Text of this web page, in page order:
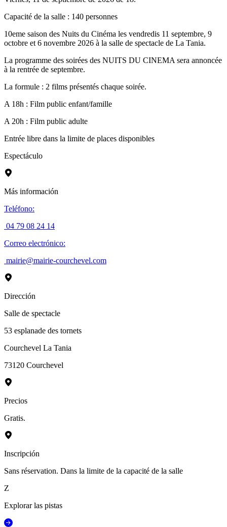
Capacité de la salle : 140 personnes
10eme saison des Nuits du Cinéma les vendredis 11 septembre, 9
octobre et 6 novembre 2026 à la salle de spectacle de La Tania.
La programme des soirées des NUITS DU CINEMA sera annoncée
à la rentrée de septembre.
La formule : 2 films présentés chaque soirée.
A 18h : Film public enfant/famille
A 20h : Film public adulte
Entrée libre dans la limite de places disponibles
Espectáculo
Más información
Teléfono:
04 79 08 24 14
Correo electrónico:
mairie@mairie-courchevel.com
Dirección
Salle de spectacle
53 esplanade des tornets
Courchevel La Tania
73120 Courchevel
Precios
Gratis.
Inscripción
Sans réservation. Dans la limite de la capacité de la salle
Z
Explorar las pistas